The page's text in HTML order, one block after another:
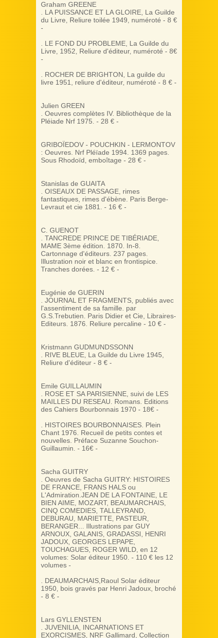
Graham GREENE
. LA PUISSANCE ET LA GLOIRE, La Guilde
du Livre, Reliure toilée 1949, numéroté - 8 €
-
. LE FOND DU PROBLEME, La Guilde du
Livre, 1952, Reliure d'éditeur, numéroté - 8€
-
. ROCHER DE BRIGHTON, La guilde du
livre 1951, reliure d'éditeur, numéroté - 8 € -
Julien GREEN
. Oeuvres complètes IV. Bibliothèque de la
Pléiade Nrf 1975. - 28 € -
GRIBOÏEDOV - POUCHKIN - LERMONTOV
: Oeuvres. Nrf Pléïade 1994. 1369 pages.
Sous Rhodoïd, emboîtage - 28 € -
Stanislas de GUAITA
. OISEAUX DE PASSAGE, rimes
fantastiques, rimes d'ébène. Paris Berge-
Levraut et cie 1881. - 16 € -
C. ‎GUENOT
. ‎TANCREDE PRINCE DE TIBÉRIADE‎,
‎MAME 3ème édition. 1870. In-8.
Cartonnage d'éditeurs. 237 pages.
Illustration noir et blanc en frontispice.
Tranches dorées. - 12 € -‎
Eugénie de GUERIN
. JOURNAL ET FRAGMENTS, publiés avec
l'assentiment de sa famille. par
G.S.Trebutien. Paris Didier et Cie, Libraires-
Editeurs. 1876. Reliure percaline - 10 € -
Kristmann GUDMUNDSSONN
. RIVE BLEUE, La Guilde du Livre 1945,
Reliure d'éditeur - 8 € -
Emile GUILLAUMIN
. ROSE ET SA PARISIENNE, suivi de LES
MAILLES DU RESEAU. Romans. Editions
des Cahiers Bourbonnais 1970 - 18€ -
. HISTOIRES BOURBONNAISES. Plein
Chant 1976. Recueil de petits contes et
nouvelles. Préface Suzanne Souchon-
Guillaumin. - 16€ -
Sacha GUITRY
. Oeuvres de Sacha GUITRY: HISTOIRES
DE FRANCE, FRANS HALS ou
L'Admiration.JEAN DE LA FONTAINE, LE
BIEN AIME, MOZART, BEAUMARCHAIS,
CINQ COMEDIES, TALLEYRAND,
DEBURAU, MARIETTE, PASTEUR,
BERANGER... Illustrations par GUY
ARNOUX, GALANIS, GRADASSI, HENRI
JADOUX, GEORGES LEPAPE,
TOUCHAGUES, ROGER WILD, en 12
volumes: Solar éditeur 1950. - 110 € les 12
volumes -
. DEAUMARCHAIS,Raoul Solar éditeur
1950, bois gravés par Henri Jadoux, broché
- 8 € -
Lars GYLLENSTEN
. JUVENILIA, INCARNATIONS ET
EXORCISMES, NRF Gallimard, Collection